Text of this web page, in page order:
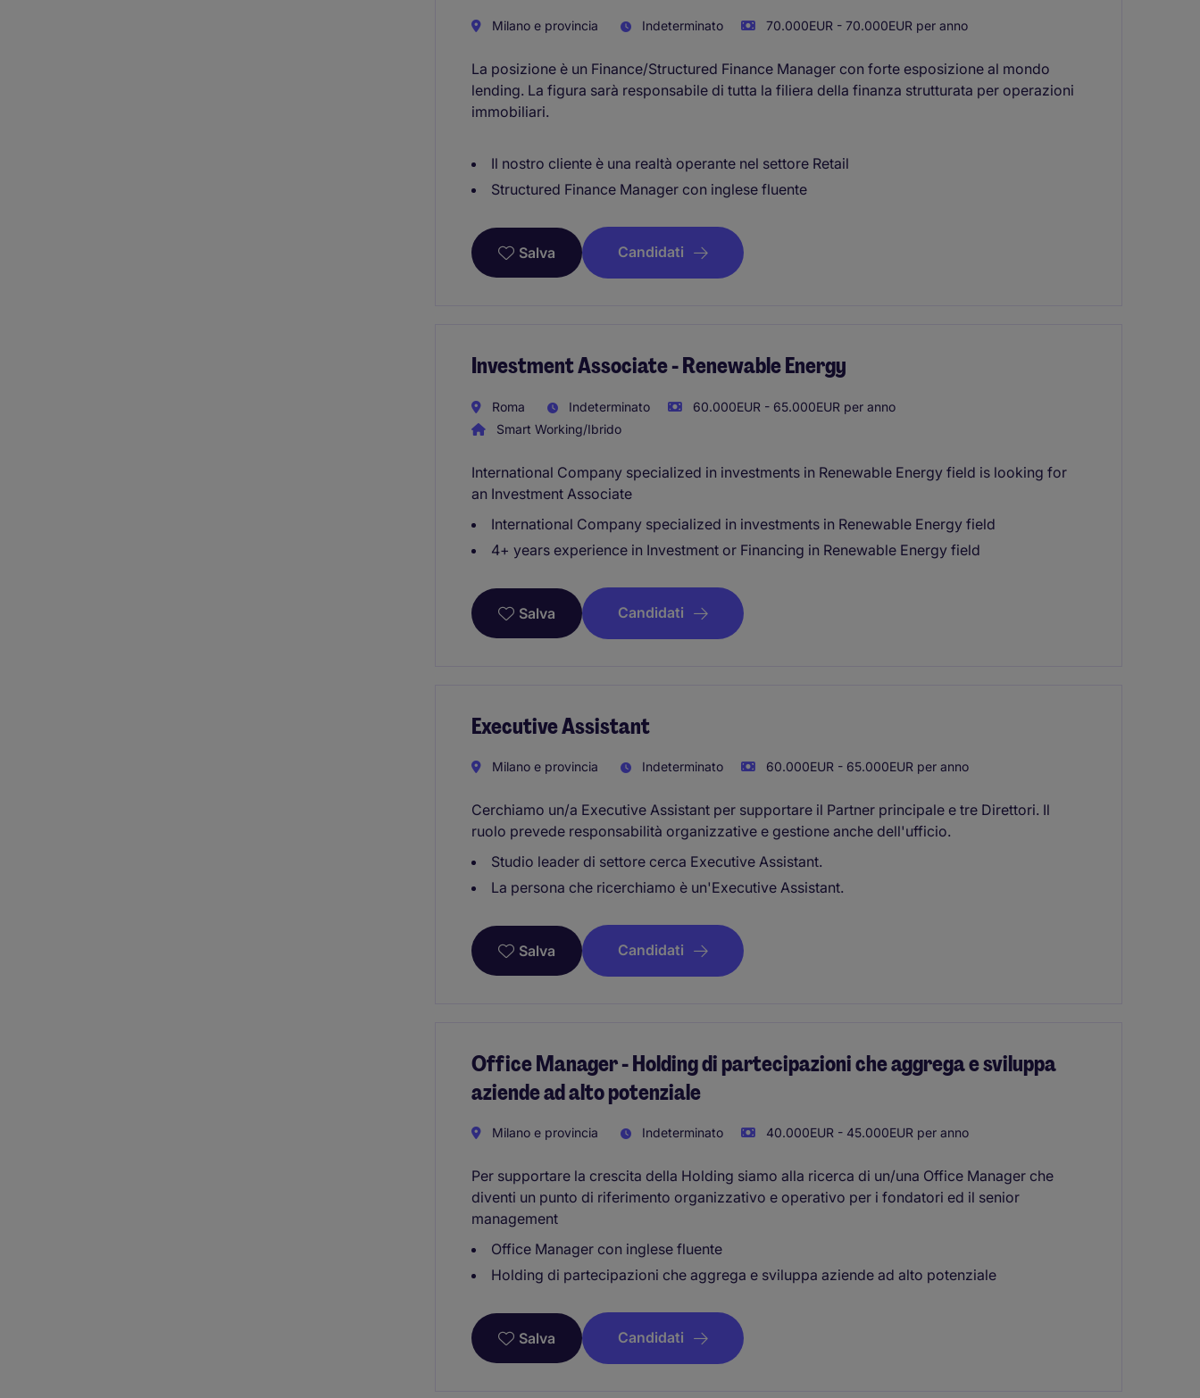
Milano e provincia Indeterminato 70.000EUR - 70.000EUR per anno
La posizione è un Finance/Structured Finance Manager con forte esposizione al mondo
lending. La figura sarà responsabile di tutta la filiera della finanza strutturata per operazioni
immobiliari.
Il nostro cliente è una realtà operante nel settore Retail
Structured Finance Manager con inglese fluente
Salva Candidati
Investment Associate - Renewable Energy
Roma Indeterminato
60.000EUR - 65.000EUR per anno
Smart Working/Ibrido
International Company specialized in investments in Renewable Energy field is looking for
an Investment Associate
International Company specialized in investments in Renewable Energy field
4+ years experience in Investment or Financing in Renewable Energy field
Salva Candidati
Executive Assistant
Milano e provincia Indeterminato 60.000EUR - 65.000EUR per anno
Cerchiamo un/a Executive Assistant per supportare il Partner principale e tre Direttori. Il
ruolo prevede responsabilità organizzative e gestione anche dell'ufficio.
Studio leader di settore cerca Executive Assistant.
La persona che ricerchiamo è un'Executive Assistant.
Salva Candidati
Office Manager - Holding di partecipazioni che aggrega e sviluppa
aziende ad alto potenziale
Milano e provincia Indeterminato 40.000EUR - 45.000EUR per anno
Per supportare la crescita della Holding siamo alla ricerca di un/una Office Manager che
diventi un punto di riferimento organizzativo e operativo per i fondatori ed il senior
management
Office Manager con inglese fluente
Holding di partecipazioni che aggrega e sviluppa aziende ad alto potenziale
Salva Candidati